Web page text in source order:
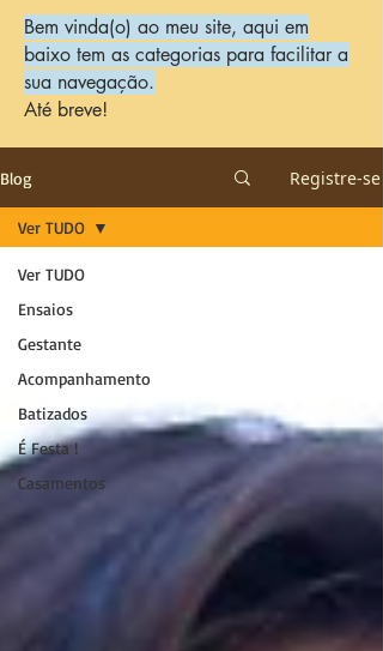
Bem vinda(o) ao meu site, aqui em
baixo tem as categorias para facilitar a
sua navegação.
Até breve!
Blog Registre-se
Ver TUDO
Ensaios
Gestante
Acompanhamento
Batizados
É Festa !
Casamentos
Ver TUDO